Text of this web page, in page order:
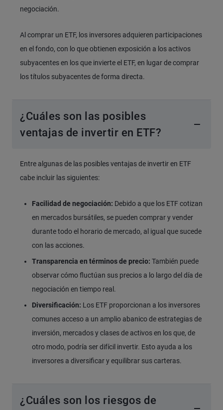
negociación.
Al comprar un ETF, los inversores adquieren participaciones
en el fondo, con lo que obtienen exposición a los activos
subyacentes en los que invierte el ETF, en lugar de comprar
los títulos subyacentes de forma directa.
¿Cuáles son las posibles
ventajas de invertir en ETF?
Entre algunas de las posibles ventajas de invertir en ETF
cabe incluir las siguientes:
Facilidad de negociación: Debido a que los ETF cotizan
en mercados bursátiles, se pueden comprar y vender
durante todo el horario de mercado, al igual que sucede
con las acciones.
Transparencia en términos de precio: También puede
observar cómo fluctúan sus precios a lo largo del día de
negociación en tiempo real.
Diversificación: Los ETF proporcionan a los inversores
comunes acceso a un amplio abanico de estrategias de
inversión, mercados y clases de activos en los que, de
otro modo, podría ser difícil invertir. Esto ayuda a los
inversores a diversificar y equilibrar sus carteras.
¿Cuáles son los riesgos de